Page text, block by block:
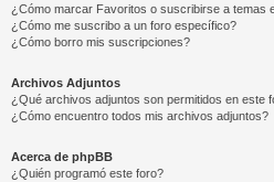
¿Cómo marcar Favoritos o suscribirse a temas
¿Cómo me suscribo a un foro específico?
¿Cómo borro mis suscripciones?
Archivos Adjuntos
¿Qué archivos adjuntos son permitidos en este
¿Cómo encuentro todos mis archivos adjuntos?
Acerca de phpBB
¿Quién programó este foro?